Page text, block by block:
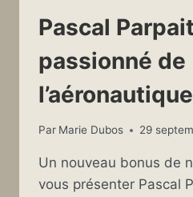
Pascal
passionné de
l’aéronautique
Par Marie Dubos 29
Un nouveau bonus de
vous présenter Pascal